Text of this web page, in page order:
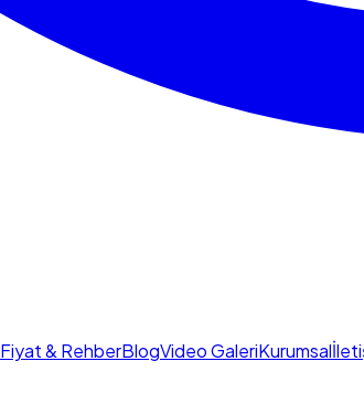
Fiyat & RehberBlogVideo GaleriKurumsal